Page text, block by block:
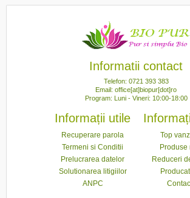
Informatii contact
Telefon: 0721 393 383
Email: office[at]biopur[dot]ro
Program: Luni - Vineri: 10:00-18:00
Informații utile
Recuperare parola
Termeni si Conditii
Prelucrarea datelor
Solutionarea litigiilor
ANPC
Top
Produse
Reduceri